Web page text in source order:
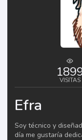
VISITAS
Efra
Soy técnico y
día me gustaría